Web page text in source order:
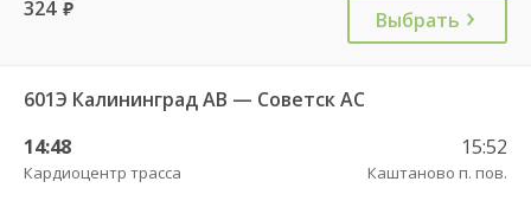
324 руб. Выбрать
601Э Калининград АВ — Советск АС
14:48
Кардиоцентр трасса
15:52
Каштаново п. пов.